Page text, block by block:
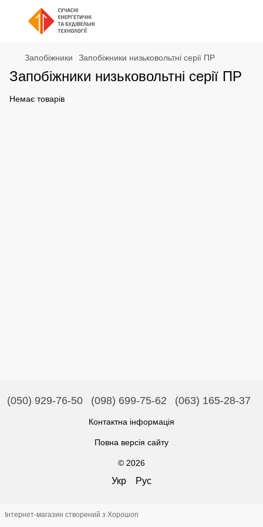
Запобіжники Запобіжники низьковольтні серії ПР
Запобіжники низьковольтні серії ПР
Немає товарів
(050) 929-76-50 (098) 699-75-62 (063) 165-28-37
Контактна інформація
Повна версія сайту
© 2026
Укр Рус
Інтернет-магазин створений з Хорошоп